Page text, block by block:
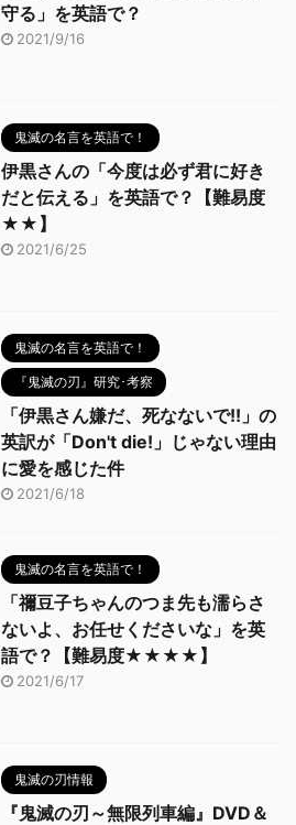
守る」を英語で？
2021/9/16
鬼滅の名言を英語で！
伊黒さんの「今度は必ず君に好き
だと伝える」を英語で？【難易度
★★】
2021/6/25
鬼滅の名言を英語で！
『鬼滅の刃』研究･考察
「伊黒さん嫌だ、死なないで!!」の
英訳が「Don't die!」じゃない理由
に愛を感じた件
2021/6/18
鬼滅の名言を英語で！
「禰豆子ちゃんのつま先も濡らさ
ないよ、お任せくださいな」を英
語で？【難易度★★★★】
2021/6/17
鬼滅の刃情報
『鬼滅の刃～無限列車編』DVD＆